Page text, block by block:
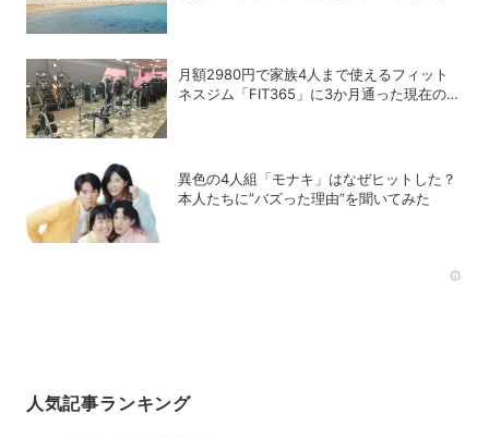
月額2980円で家族4人まで使えるフィット
ネスジム「FIT365」に3か月通った現在のリ
異色の4人組「モナキ」はなぜヒットした？
本人たちに”バズった理由”を聞いてみた
人気記事ランキング